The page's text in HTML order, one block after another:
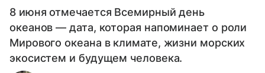
8 июня отмечается Всемирный день
океанов — дата, которая напоминает о роли
Мирового океана в климате, жизни морских
экосистем и будущем человека.